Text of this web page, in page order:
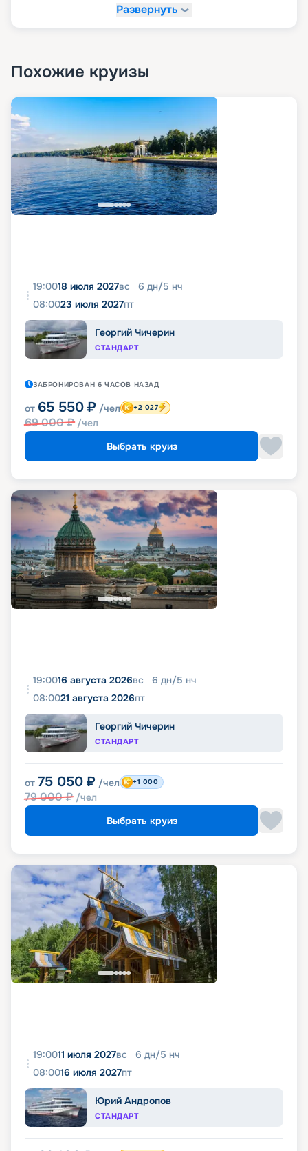
Развернуть
Похожие круизы
19:0018 июля 2027вс 6 дн/5 нч
08:0023 июля 2027пт
Георгий Чичерин
СТАНДАРТ
ЗАБРОНИРОВАН 6 ЧАСОВ НАЗАД
от 65 550 ₽ /чел
69 000₽ /чел
+2 027
Выбрать круиз
19:0016 августа 2026вс 6 дн/5 нч
08:0021 августа 2026пт
Георгий Чичерин
СТАНДАРТ
от 75 050 ₽ /чел
79 000₽ /чел
+1 000
Выбрать круиз
19:0011 июля 2027вс 6 дн/5 нч
08:0016 июля 2027пт
Юрий Андропов
СТАНДАРТ